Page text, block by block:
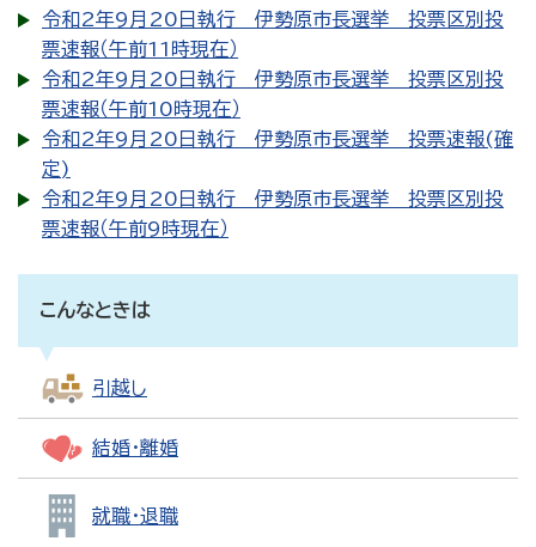
令和2年9月20日執行 伊勢原市長選挙 投票区別投
票速報（午前11時現在）
令和2年9月20日執行 伊勢原市長選挙 投票区別投
票速報（午前10時現在）
令和2年9月20日執行 伊勢原市長選挙 投票速報(確
定)
令和2年9月20日執行 伊勢原市長選挙 投票区別投
票速報（午前9時現在）
こんなときは
引越し
結婚・離婚
就職・退職